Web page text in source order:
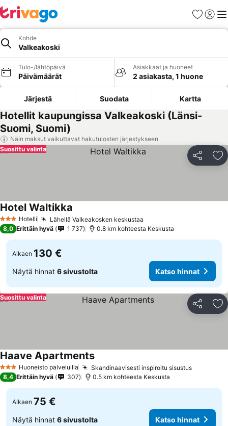
Suosikit
Kohde
Valkeakoski
Tulo-/lähtöpäivä
Päivämäärät
Asiakkaat ja huoneet
2 asiakasta, 1 huone
Järjestä Suodata Kartta
Hotellit kaupungissa Valkeakoski (Länsi-
Suomi, Suomi)
Näin maksut vaikuttavat hakutulosten järjestykseen
Jaa
Suosittu valinta
3 Tähtiluokitus
Hotelli Lähellä Valkeakosken keskustaa
Hotel Waltikka
8,0 Erittäin hyvä 1 737 0.8 km kohteesta Keskusta
Alkaen 130 €
Näytä hinnat 6 sivustolta Katso hinnat
Jaa
Suosittu valinta
3 Tähtiluokitus
Huoneisto palveluilla Skandinaavisesti inspiroitu sisustus
Haave Apartments
8,4 Erittäin hyvä 307 0.5 km kohteesta Keskusta
Alkaen 75 €
Näytä hinnat 6 sivustolta Katso hinnat